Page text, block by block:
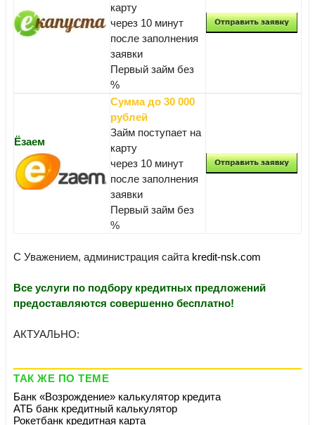
карту
через 10 минут
после заполнения
заявки
Первый займ без
%
Ёзаем
Сумма до 30 000
рублей
Займ поступает на
карту
через 10 минут
после заполнения
заявки
Первый займ без
%
С Уважением, администрация сайта kredit-nsk.com
Все услуги по подбору кредитных предложений
предоставляются совершенно бесплатно!
АКТУАЛЬНО:
ТАК ЖЕ ПО ТЕМЕ
Банк «Возрождение» калькулятор кредита
АТБ банк кредитный калькулятор
Рокетбанк кредитная карта